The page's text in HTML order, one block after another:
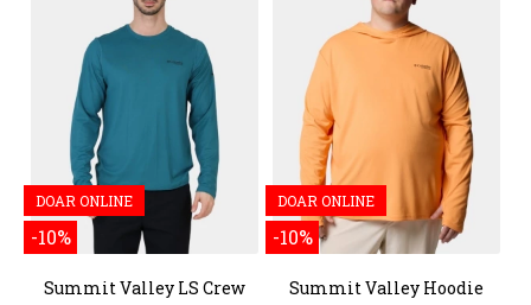
DOAR ONLINE
-10%
Summit Valley LS Crew
DOAR ONLINE
-10%
Summit Valley Hoodie